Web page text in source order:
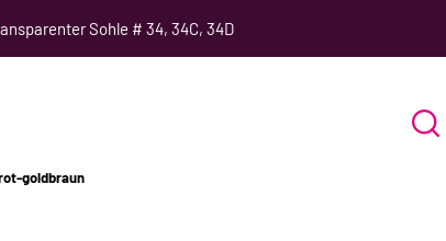
Sohle # 34, 34C, 34D
goldbraun